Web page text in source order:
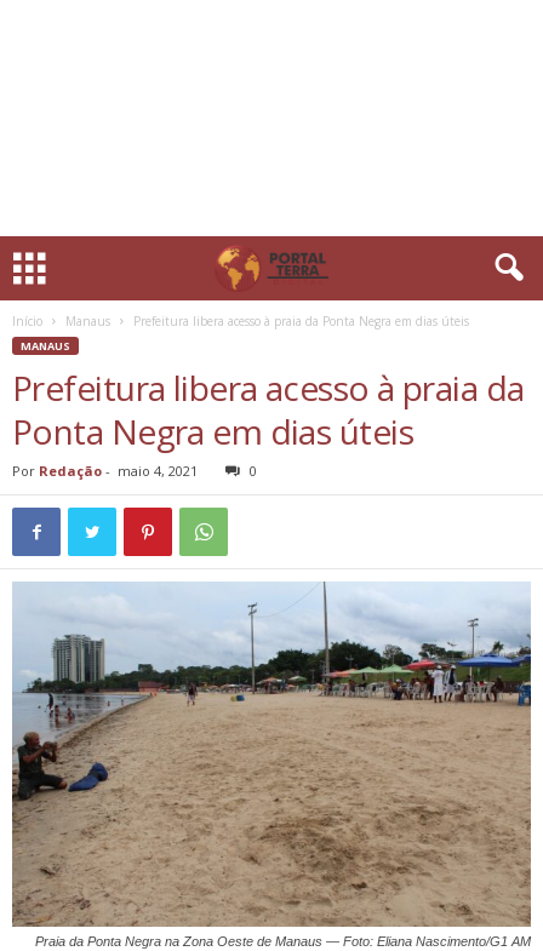
Início Manaus Prefeitura libera acesso à praia da Ponta Negra em dias úteis
MANAUS
Prefeitura libera acesso à praia da
Ponta Negra em dias úteis
Por Redação - maio 4, 2021 0
Praia da Ponta Negra na Zona Oeste de Manaus — Foto: Eliana Nascimento/G1 AM